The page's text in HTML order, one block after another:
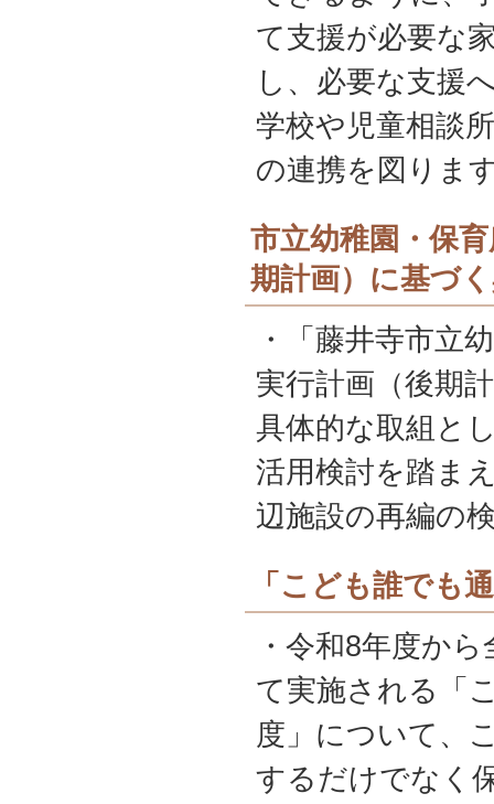
て支援が必要な
し、必要な支援
学校や児童相談
の連携を図りま
市立幼稚園・保
期計画）に基づ
・「藤井寺市立
実行計画（後期
具体的な取組と
活用検討を踏ま
辺施設の再編の
「こども誰でも
・令和8年度か
て実施される「
度」について、
するだけでなく